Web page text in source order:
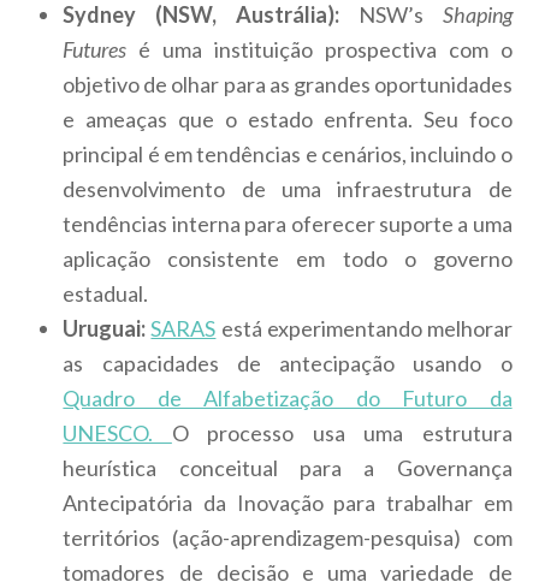
Sydney (NSW, Austrália): NSW’s Shaping
Futures é uma instituição prospectiva com o
objetivo de olhar para as grandes oportunidades
e ameaças que o estado enfrenta. Seu foco
principal é em tendências e cenários, incluindo o
desenvolvimento de uma infraestrutura de
tendências interna para oferecer suporte a uma
aplicação consistente em todo o governo
estadual.
Uruguai:SARAS está experimentando melhorar
as capacidades de antecipação usando o
Quadro de Alfabetização do Futuro da
UNESCO. O processo usa uma estrutura
heurística conceitual para a Governança
Antecipatória da Inovação para trabalhar em
territórios (ação-aprendizagem-pesquisa) com
tomadores de decisão e uma variedade de